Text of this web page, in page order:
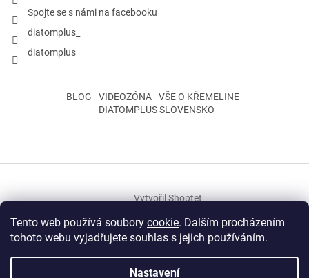
Tento web používá soubory cookie. Dalším procházením
tohoto webu vyjadřujete souhlas s jejich používáním.
Nastavení
Spojte se s námi na facebooku
diatomplus_
diatomplus
BLOG VIDEOZÓNA
VŠE O KŘEMELINE
DIATOMPLUS SLOVENSKO
Vytvořil Shoptet
Copyright 2026Rosivka s.r.o.. Všechna práva vyhrazena.Upravit